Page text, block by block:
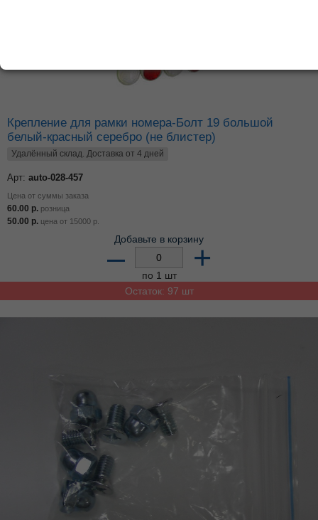
Крепление для рамки номера-Болт 19 большой
белый-красный серебро (не блистер)
Удалённый склад. Доставка от 4 дней
Арт: auto-028-457
Цена от суммы заказа
60.00 р. розница
50.00 р. цена от 15000 р.
Добавьте в корзину
– +
по 1 шт
Остаток: 97 шт